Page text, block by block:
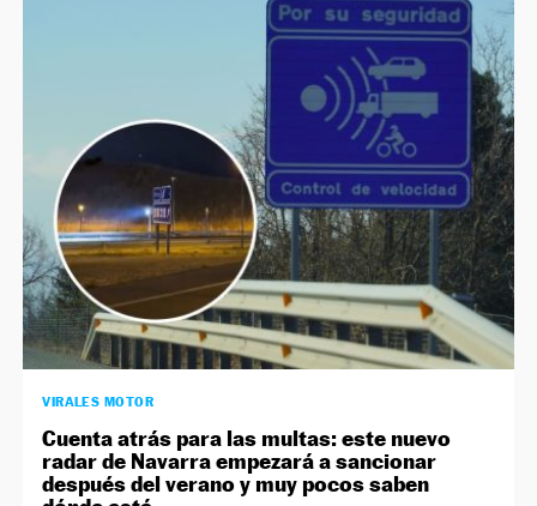
VIRALES MOTOR
Cuenta atrás para las multas: este nuevo
radar de Navarra empezará a sancionar
después del verano y muy pocos saben